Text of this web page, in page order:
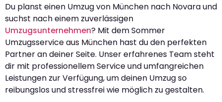
Du planst einen Umzug von München nach Novara und
suchst nach einem zuverlässigen
Umzugsunternehmen? Mit dem Sommer
Umzugsservice aus München hast du den perfekten
Partner an deiner Seite. Unser erfahrenes Team steht
dir mit professionellem Service und umfangreichen
Leistungen zur Verfügung, um deinen Umzug so
reibungslos und stressfrei wie möglich zu gestalten.